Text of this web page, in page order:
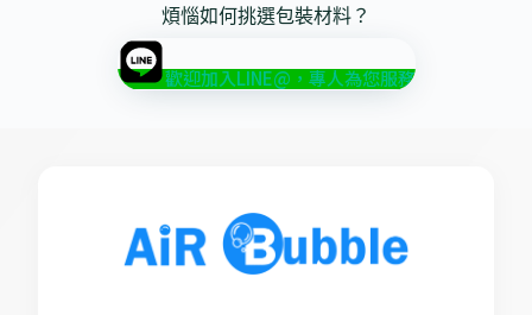
煩惱如何挑選包裝材料？
歡迎加入LINE@，專人為您服務